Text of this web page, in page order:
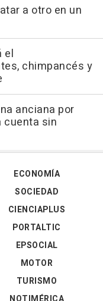
a otro en un
el
chimpancés y
anciana por
cuenta sin
ECONOMÍA
SOCIEDAD
CIENCIAPLUS
PORTALTIC
EPSOCIAL
MOTOR
TURISMO